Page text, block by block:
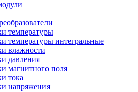
температуры
температуры интегральные
влажности
давления
магнитного поля
тока
напряжения